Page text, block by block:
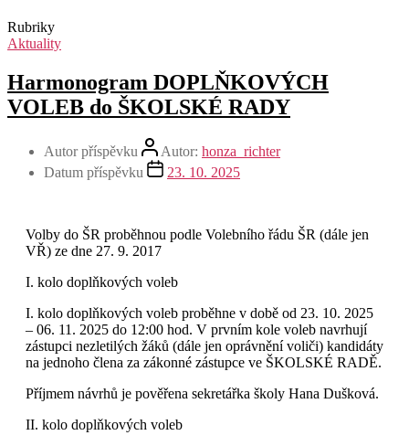
Rubriky
Aktuality
Harmonogram DOPLŇKOVÝCH
VOLEB do ŠKOLSKÉ RADY
Autor příspěvku Autor: honza_richter
Datum příspěvku
23. 10. 2025
Volby do ŠR proběhnou podle Volebního řádu ŠR (dále jen
VŘ) ze dne 27. 9. 2017
I. kolo doplňkových voleb
I. kolo doplňkových voleb proběhne v době od 23. 10. 2025
– 06. 11. 2025 do 12:00 hod. V prvním kole voleb navrhují
zástupci nezletilých žáků (dále jen oprávnění voliči) kandidáty
na jednoho člena za zákonné zástupce ve ŠKOLSKÉ RADĚ.
Příjmem návrhů je pověřena sekretářka školy Hana Dušková.
II. kolo doplňkových voleb